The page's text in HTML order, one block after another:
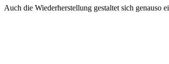
Auch die Wiederherstellung gestaltet sich genauso